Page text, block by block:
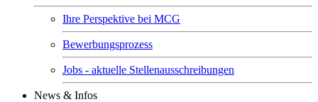
Ihre Perspektive bei MCG
Bewerbungsprozess
Jobs - aktuelle Stellenausschreibungen
News & Infos